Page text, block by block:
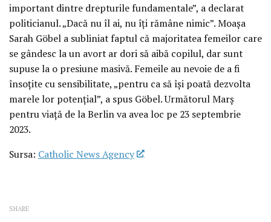
important dintre drepturile fundamentale”, a declarat
politicianul. „Dacă nu îl ai, nu îți rămâne nimic”. Moașa
Sarah Göbel a subliniat faptul că majoritatea femeilor care
se gândesc la un avort ar dori să aibă copilul, dar sunt
supuse la o presiune masivă. Femeile au nevoie de a fi
însoțite cu sensibilitate, „pentru ca să își poată dezvolta
marele lor potențial”, a spus Göbel. Următorul Marș
pentru viață de la Berlin va avea loc pe 23 septembrie
2023.
Sursa: Catholic News Agency
SHARE